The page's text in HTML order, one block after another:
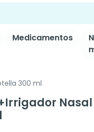
Medicamentos
300 ml